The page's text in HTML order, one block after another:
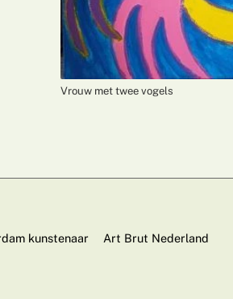
Vrouw met twee vogels
kunstenaar Art Brut Nederland